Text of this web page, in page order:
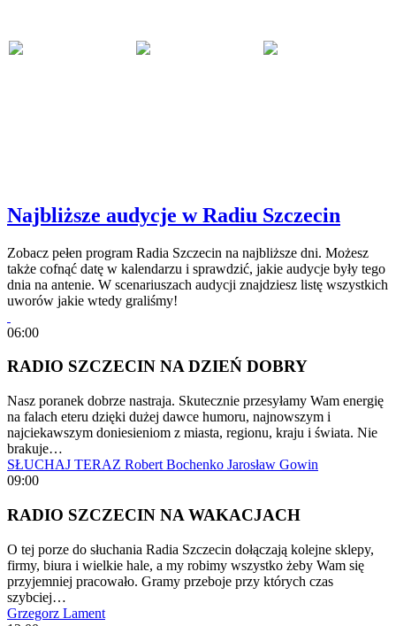
Najbliższe audycje w Radiu Szczecin
Zobacz pełen program Radia Szczecin na najbliższe dni. Możesz
także cofnąć datę w kalendarzu i sprawdzić, jakie audycje były tego
dnia na antenie. W scenariuszach audycji znajdziesz listę wszystkich
uworów jakie wtedy graliśmy!
06:00
RADIO SZCZECIN NA DZIEŃ DOBRY
Nasz poranek dobrze nastraja. Skutecznie przesyłamy Wam energię
na falach eteru dzięki dużej dawce humoru, najnowszym i
najciekawszym doniesieniom z miasta, regionu, kraju i świata. Nie
brakuje…
SŁUCHAJ TERAZ Robert Bochenko Jarosław Gowin
09:00
RADIO SZCZECIN NA WAKACJACH
O tej porze do słuchania Radia Szczecin dołączają kolejne sklepy,
firmy, biura i wielkie hale, a my robimy wszystko żeby Wam się
przyjemniej pracowało. Gramy przeboje przy których czas
szybciej…
Grzegorz Lament